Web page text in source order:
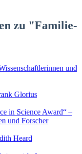
zu "Familie-
und
Glorius
in Science Award“ –
und Forscher
Heard